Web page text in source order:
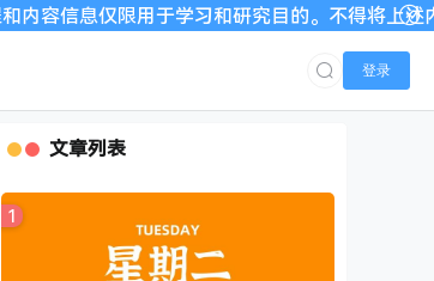
息仅限用于学习和研究目的。不得将上述内容
登录
文章列表
1